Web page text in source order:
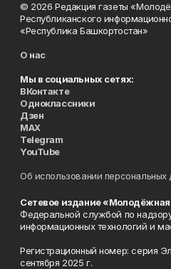
© 2026 Редакция газеты
Республиканского
«Республика Башкортостан»
О нас
Мы в социальных сетях:
ВКонтакте
Одноклассники
Дзен
MAX
Telegram
YouTube
Об использовании персональных
Сетевое издание «Молодёжная
Федеральной службой по
информационных технологий и
Регистрационный номер: серия
сентября 2025 г.